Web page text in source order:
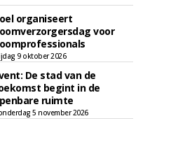
organiseert
voor
9 oktober 2026
De stad van de
begint in de
ruimte
5 november 2026